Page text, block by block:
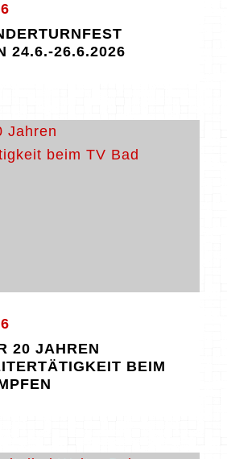
24.6.-26.6.2026
20 JAHREN
BEIM